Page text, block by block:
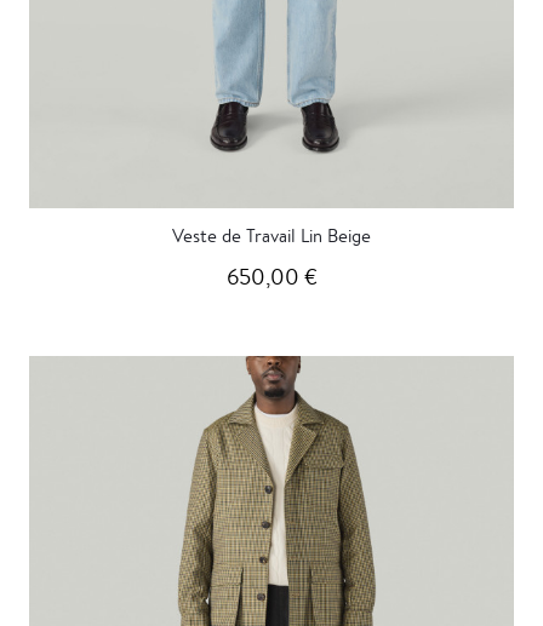
Veste de Travail Lin Beige
650,00 €